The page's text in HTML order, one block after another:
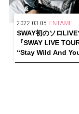
2022.03.05 ENTAME
SWAY初のソロ
『SWAY LIVE
“Stay Wild And
開催決定！